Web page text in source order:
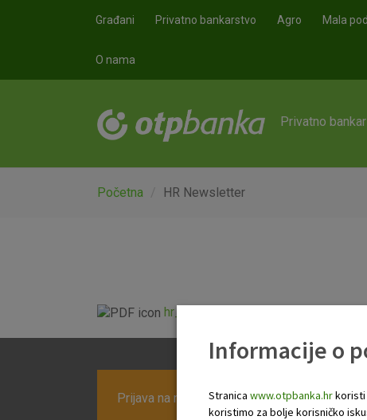
Građani Privatno bankarstvo Agro Mala
O nama
Privatno
Početna HR Newsletter
hr_newsletter_03_10_2018.pdf
Prijava na newsletter OTP banke
Informacije o
Stranica www.otpbanka.hrkoristi
koristimo za bolje korisničko